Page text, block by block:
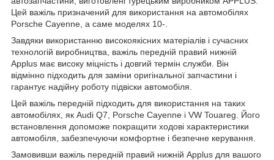
Цей важіль призначений для використання на автомобілях
Porsche Cayenne, а саме моделях 10-.
Завдяки використанню високоякісних матеріалів і сучасних
технологій виробництва, важіль передній правий нижній
Applus має високу міцність і довгий термін служби. Він
відмінно підходить для заміни оригінальної запчастини і
гарантує надійну роботу підвіски автомобіля.
Цей важіль передній підходить для використання на таких
автомобілях, як Audi Q7, Porsche Cayenne і VW Touareg. Його
встановлення допоможе покращити ходові характеристики
автомобіля, забезпечуючи комфортне і безпечне керування.
Замовивши важіль передній правий нижній Applus для вашого